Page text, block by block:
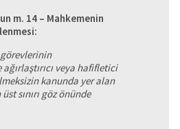
m. 14 – Mahkemenin
veya hafifletici
kanunda yer alan
sınırı göz önünde